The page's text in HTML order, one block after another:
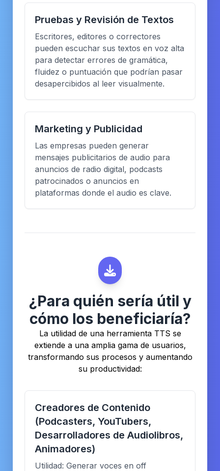
Pruebas y Revisión de Textos
Escritores, editores o correctores
pueden escuchar sus textos en voz alta
para detectar errores de gramática,
fluidez o puntuación que podrían pasar
desapercibidos al leer visualmente.
Marketing y Publicidad
Las empresas pueden generar
mensajes publicitarios de audio para
anuncios de radio digital, podcasts
patrocinados o anuncios en
plataformas donde el audio es clave.
¿Para quién sería útil y
cómo los beneficiaría?
La utilidad de una herramienta TTS se
extiende a una amplia gama de usuarios,
transformando sus procesos y aumentando
su productividad:
Creadores de Contenido
(Podcasters, YouTubers,
Desarrolladores de Audiolibros,
Animadores)
Utilidad: Generar voces en off